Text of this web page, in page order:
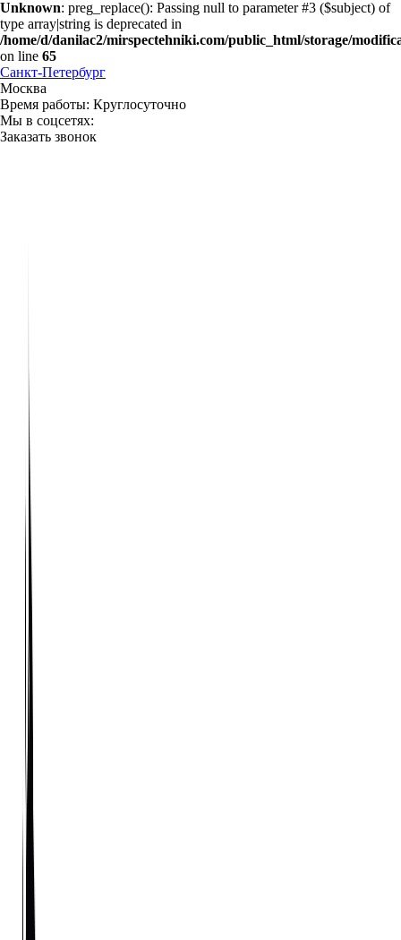
Unknown: preg_replace(): Passing null to parameter #3 ($subject) of
type array|string is deprecated in
/home/d/danilac2/mirspectehniki.com/public_html/storage/
on line 65
Санкт-Петербург
Москва
Время работы: Круглосуточно
Мы в соцсетях:
Заказать звонок